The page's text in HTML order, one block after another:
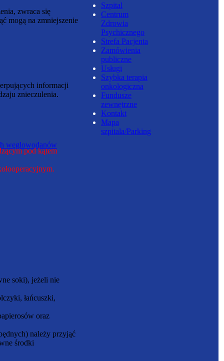
węglowodanów
zwraca się
mogą na zmniejszenie
informacji
znieczulenia.
pod kątem
soki), jeżeli nie
łańcuszki,
oraz
należy przyjąć
środki
Szpital
Centrum
Zdrowia
Psychicznego
Strefa Pacjenta
Zamówienia
publiczne
Usługi
Szybka terapia
onkologiczna
Fundusze
zewnętrzne
Kontakt
Mapa
szpitala/Parking